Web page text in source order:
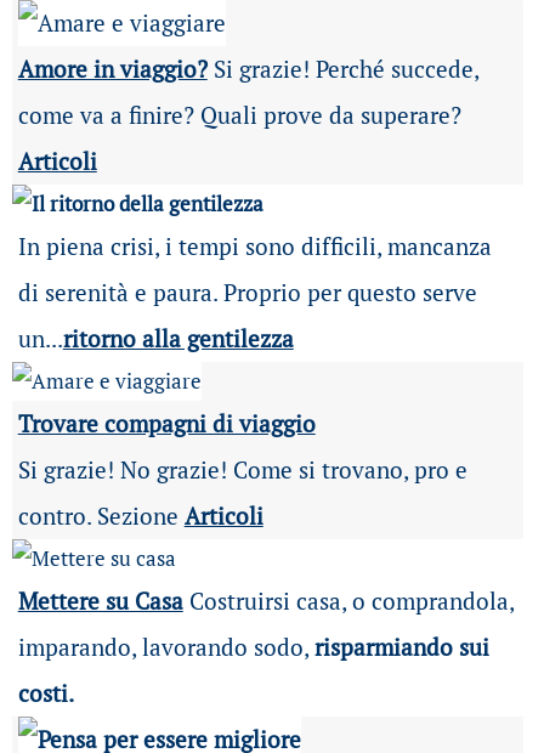
Amore in viaggio?Si grazie! Perché succede,
come va a finire? Quali prove da superare?
Articoli
In piena crisi, i tempi sono difficili, mancanza
di serenità e paura. Proprio per questo serve
un...ritorno alla gentilezza
Trovare compagni di viaggio
Si grazie! No grazie! Come si trovano, pro e
contro. Sezione Articoli
Mettere su Casa Costruirsi casa, o comprandola,
imparando, lavorando sodo, risparmiando sui
costi.